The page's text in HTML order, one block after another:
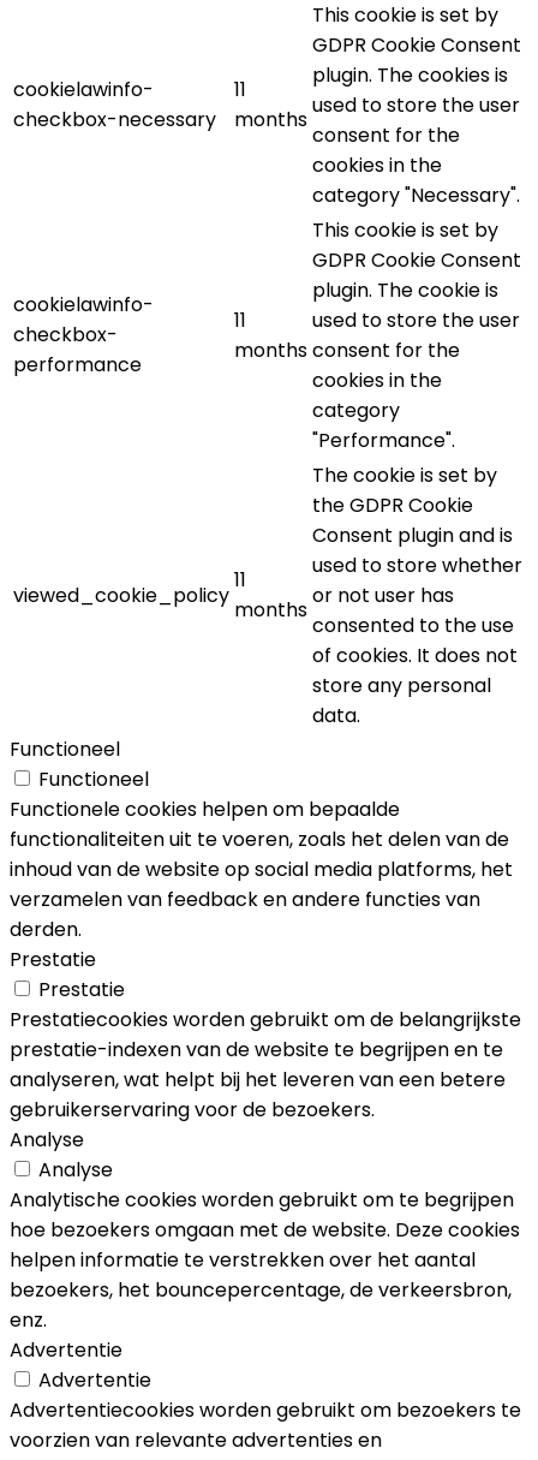
cookielawinfo-
checkbox-necessary
11
months
This cookie is set by
GDPR Cookie Consent
plugin. The cookies is
used to store the user
consent for the
cookies in the
category "Necessary".
cookielawinfo-
checkbox-
performance
11
months
This cookie is set by
GDPR Cookie Consent
plugin. The cookie is
used to store the user
consent for the
cookies in the
category
"Performance".
viewed_cookie_policy
11
months
The cookie is set by
the GDPR Cookie
Consent plugin and is
used to store whether
or not user has
consented to the use
of cookies. It does not
store any personal
data.
Functioneel
Functioneel
Functionele cookies helpen om bepaalde
functionaliteiten uit te voeren, zoals het delen van de
inhoud van de website op social media platforms, het
verzamelen van feedback en andere functies van
derden.
Prestatie
Prestatie
Prestatiecookies worden gebruikt om de belangrijkste
prestatie-indexen van de website te begrijpen en te
analyseren, wat helpt bij het leveren van een betere
gebruikerservaring voor de bezoekers.
Analyse
Analyse
Analytische cookies worden gebruikt om te begrijpen
hoe bezoekers omgaan met de website. Deze cookies
helpen informatie te verstrekken over het aantal
bezoekers, het bouncepercentage, de verkeersbron,
enz.
Advertentie
Advertentie
Advertentiecookies worden gebruikt om bezoekers te
voorzien van relevante advertenties en